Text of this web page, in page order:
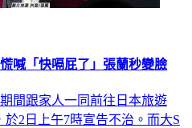
間跟家人一同前往日本旅遊